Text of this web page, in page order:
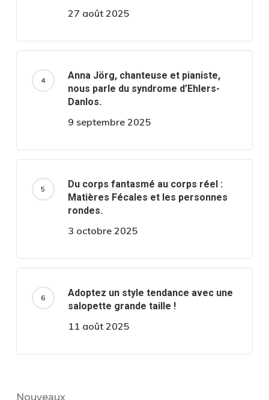
27 août 2025
Anna Jörg, chanteuse et pianiste,
nous parle du syndrome d’Ehlers-
Danlos.
9 septembre 2025
Du corps fantasmé au corps réel :
Matières Fécales et les personnes
rondes.
3 octobre 2025
Adoptez un style tendance avec une
salopette grande taille !
11 août 2025
Nouveaux